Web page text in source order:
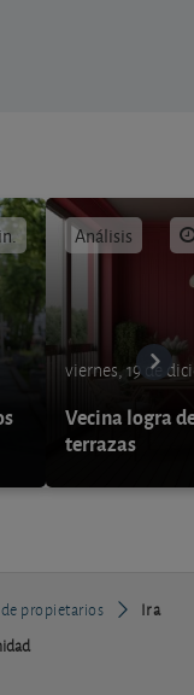
Análisis
viernes, 19 de
Vecina logra
terrazas
propietarios
Ir a